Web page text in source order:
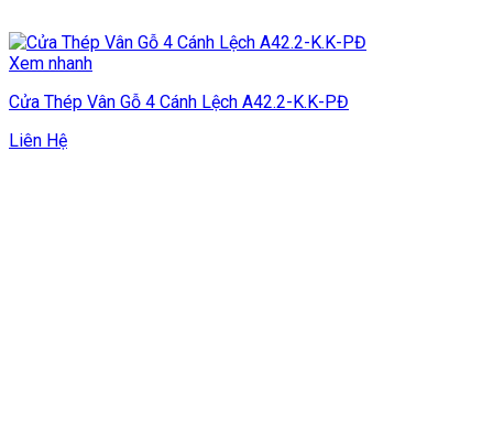
Xem nhanh
Cửa Thép Vân Gỗ 4 Cánh Lệch A42.2-K.K-PĐ
Liên Hệ